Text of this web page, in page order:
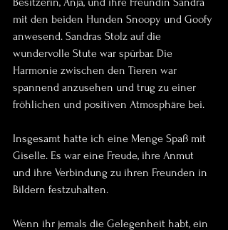
mit den beiden Hunden Snoopy und Goofy
anwesend. Sandras Stolz auf die
wundervolle Stute war spürbar. Die
Harmonie zwischen den Tieren war
spannend anzusehen und trug zu einer
fröhlichen und positiven Atmosphäre bei.
Insgesamt hatte ich eine Menge Spaß mit
Giselle. Es war eine Freude, ihre Anmut
und ihre Verbindung zu ihren Freunden in
Bildern festzuhalten.
Wenn ihr jemals die Gelegenheit habt, ein